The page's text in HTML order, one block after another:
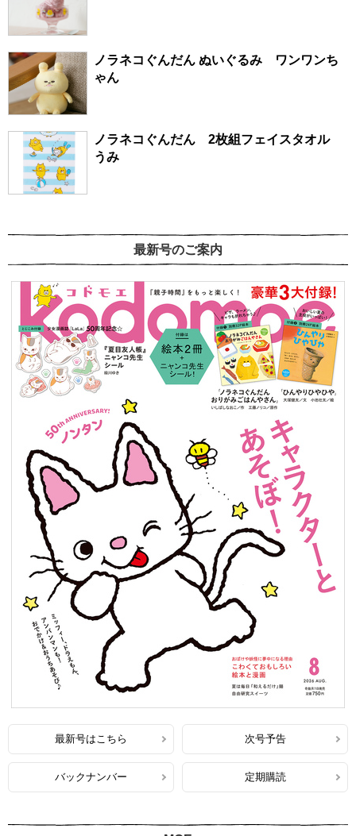
ノラネコぐんだん ぬいぐるみ ワンワンち
ゃん
ノラネコぐんだん 2枚組フェイスタオル
うみ
最新号のご案内
最新号はこちら 次号予告
バックナンバー 定期購読